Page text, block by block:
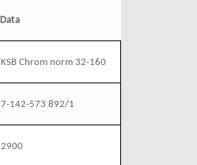
Data
KSB Chrom norm 32-160
7-142-573 892/1
2900